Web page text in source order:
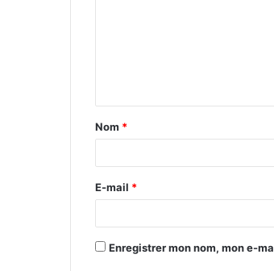
Nom *
E-mail *
Enregistrer mon nom, mon e-